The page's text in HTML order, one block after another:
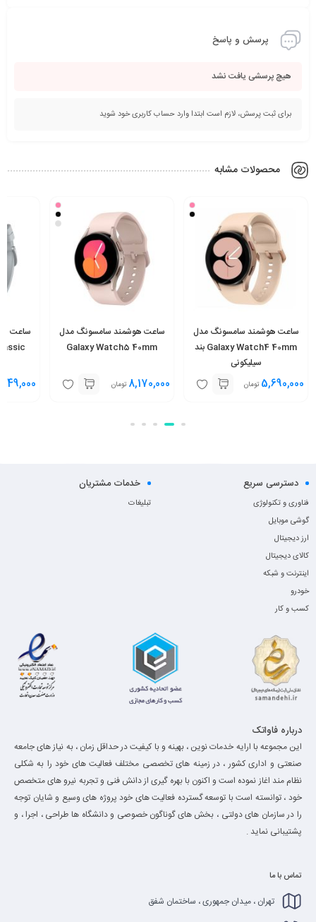
پرسش و پاسخ
هیچ پرسشی یافت نشد
برای ثبت پرسش، لازم است ابتدا وارد حساب کاربری خود شوید
محصولات مشابه
ساعت هوشمند سامسونگ مدل
Galaxy Watch4 40mm بند
سیلیکونی
5,690,000 تومان
ساعت هوشمند سامسونگ مدل
Galaxy Watch5 40mm
8,170,000 تومان
ساعت
دسترسی سریع
فناوری و تکنولوژی
گوشی موبایل
ارز دیجیتال
کالای دیجیتال
اینترنت و شبکه
خودرو
کسب و کار
خدمات مشتریان
تبلیغات
درباره فاواتک
این مجموعه با ارایه خدمات نوین ، بهینه و با کیفیت در حداقل زمان ، به نیاز های جامعه
صنعتی و اداری کشور ، در زمینه های تخصصی مختلف فعالیت های خود را به شکلی
نظام مند اغاز نموده است و اکنون با بهره گیری از دانش فنی و تجربه نیرو های متخصص
خود ، توانسته است با توسعه گسترده فعالیت های خود پروژه های وسیع و شایان توجه
را در سازمان های دولتی ، بخش های گوناگون خصوصی و دانشگاه ها طراحی ، اجرا ، و
پشتیبانی نماید .
تماس با ما
تهران ، میدان جمهوری ، ساختمان شفق